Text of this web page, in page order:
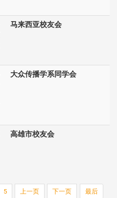
马来西亚校友会
大众传播学系同学会
高雄市校友会
5 上一页 下一页 最后